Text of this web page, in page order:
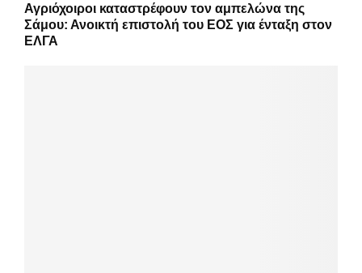
Αγριόχοιροι καταστρέφουν τον αμπελώνα της
Σάμου: Ανοικτή επιστολή του ΕΟΣ για ένταξη στον
ΕΛΓΑ